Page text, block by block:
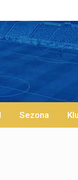
Vypískaný
Sezona